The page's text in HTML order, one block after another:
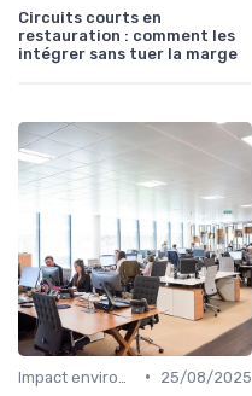
Circuits courts en
restauration : comment les
intégrer sans tuer la marge
•
25/08/2025